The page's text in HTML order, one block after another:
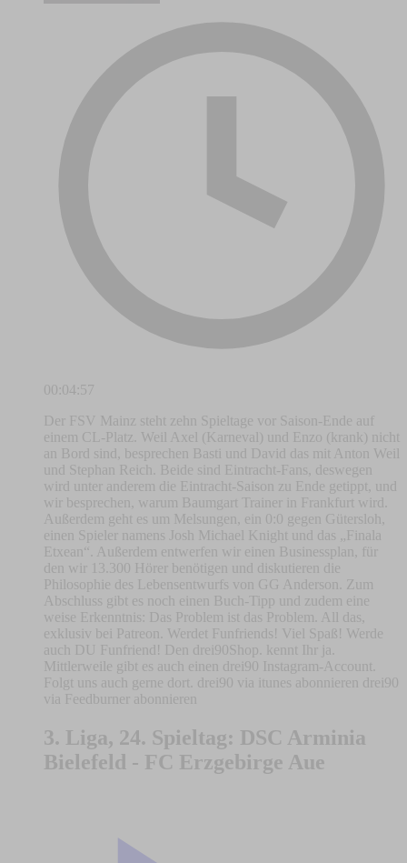
00:04:57
Der FSV Mainz steht zehn Spieltage vor Saison-Ende auf
einem CL-Platz. Weil Axel (Karneval) und Enzo (krank) nicht
an Bord sind, besprechen Basti und David das mit Anton Weil
und Stephan Reich. Beide sind Eintracht-Fans, deswegen
wird unter anderem die Eintracht-Saison zu Ende getippt, und
wir besprechen, warum Baumgart Trainer in Frankfurt wird.
Außerdem geht es um Melsungen, ein 0:0 gegen Gütersloh,
einen Spieler namens Josh Michael Knight und das „Finala
Etxean“. Außerdem entwerfen wir einen Businessplan, für
den wir 13.300 Hörer benötigen und diskutieren die
Philosophie des Lebensentwurfs von GG Anderson. Zum
Abschluss gibt es noch einen Buch-Tipp und zudem eine
weise Erkenntnis: Das Problem ist das Problem. All das,
exklusiv bei Patreon. Werdet Funfriends! Viel Spaß! Werde
auch DU Funfriend! Den drei90Shop. kennt Ihr ja.
Mittlerweile gibt es auch einen drei90 Instagram-Account.
Folgt uns auch gerne dort. drei90 via itunes abonnieren drei90
via Feedburner abonnieren
3. Liga, 24. Spieltag: DSC Arminia
Bielefeld - FC Erzgebirge Aue